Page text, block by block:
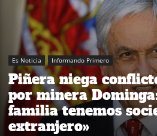
Es Noticia Informando Primero
Piñera niega
por minera
familia tenemos
extranjero»